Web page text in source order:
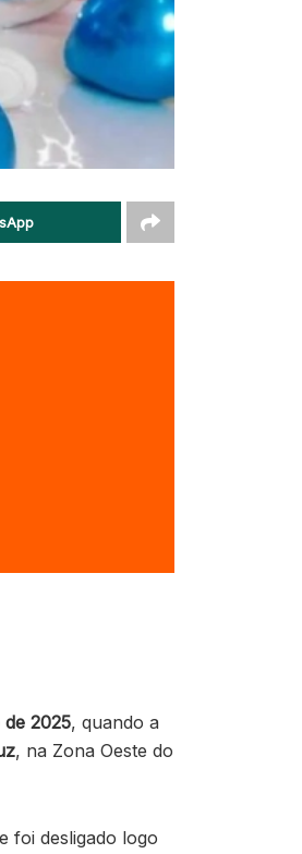
2025, quando a
, na Zona Oeste do
foi desligado logo